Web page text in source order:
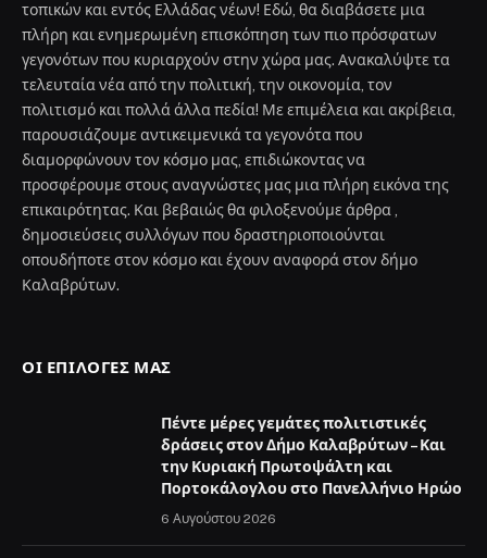
τοπικών και εντός Ελλάδας νέων! Εδώ, θα διαβάσετε μια
πλήρη και ενημερωμένη επισκόπηση των πιο πρόσφατων
γεγονότων που κυριαρχούν στην χώρα μας. Ανακαλύψτε τα
τελευταία νέα από την πολιτική, την οικονομία, τον
πολιτισμό και πολλά άλλα πεδία! Με επιμέλεια και ακρίβεια,
παρουσιάζουμε αντικειμενικά τα γεγονότα που
διαμορφώνουν τον κόσμο μας, επιδιώκοντας να
προσφέρουμε στους αναγνώστες μας μια πλήρη εικόνα της
επικαιρότητας. Και βεβαιώς θα φιλοξενούμε άρθρα ,
δημοσιεύσεις συλλόγων που δραστηριοποιούνται
οπουδήποτε στον κόσμο και έχουν αναφορά στον δήμο
Καλαβρύτων.
ΟΙ ΕΠΙΛΟΓΈΣ ΜΑΣ
Πέντε μέρες γεμάτες πολιτιστικές
δράσεις στον Δήμο Καλαβρύτων – Και
την Κυριακή Πρωτοψάλτη και
Πορτοκάλογλου στο Πανελλήνιο Ηρώο
6 Αυγούστου 2026